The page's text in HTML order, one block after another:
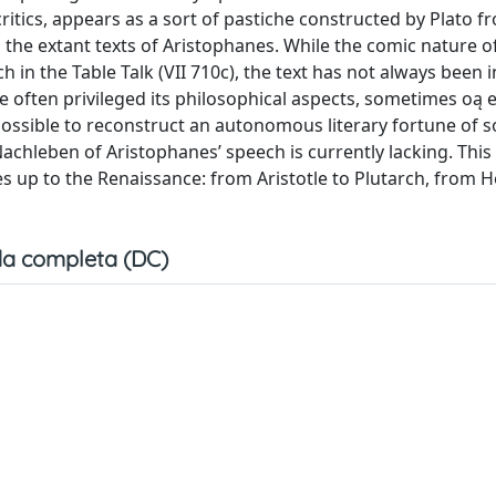
appears as a sort of pastiche constructed by Plato
extant texts of Aristophanes. While the comic nature
in the Table Talk (VII 710c), the text has not always been
privileged its philosophical aspects, sometimes oą
to reconstruct an autonomous literary fortune of
of Aristophanes’ speech is currently lacking. This
to the Renaissance: from Aristotle to Plutarch, from
completa (DC)